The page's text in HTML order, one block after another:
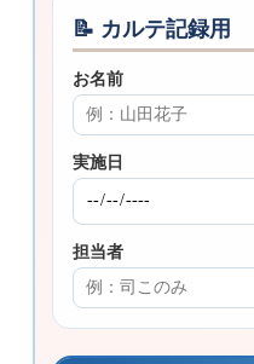
📝 カルテ記録用
お名前
実施日
担当者